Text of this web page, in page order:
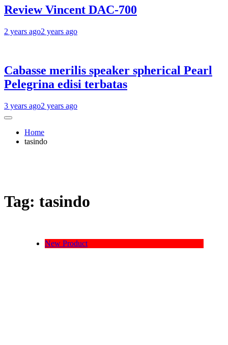
Review Vincent DAC-700
2 years ago2 years ago
Cabasse merilis speaker spherical Pearl
Pelegrina edisi terbatas
3 years ago2 years ago
Home
tasindo
Tag: tasindo
New Product